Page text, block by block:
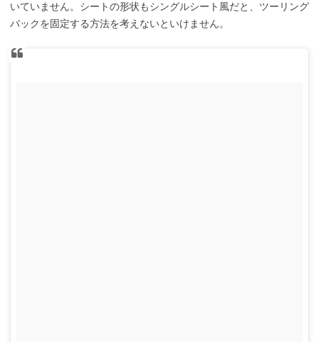
いていません。シートの形状もシングルシート風だと、ツーリング
バックを固定する方法を考えないといけません。